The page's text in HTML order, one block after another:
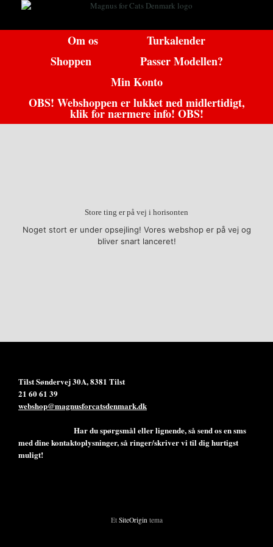
indhold
Om os
Turkalender
Shoppen
Passer Modellen?
Min Konto
OBS! Webshoppen er lukket ned midlertidigt,
klik for nærmere info! OBS!
Store ting er på vej i horisonten
Noget stort er under opsejling! Vores webshop er på vej og
bliver snart lanceret!
Tilst Søndervej 30A, 8381 Tilst
21 60 61 39
webshop@magnusforcatsdenmark.dk
Har du spørgsmål eller lignende, så send os en sms
med dine kontaktoplysninger, så ringer/skriver vi til dig hurtigst
muligt!
Et SiteOrigintema